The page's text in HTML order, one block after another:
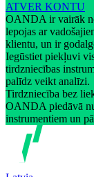
ATVER KONTU
OANDA ir vairāk
lepojas ar
klientu, un ir
Iegūstiet piekļuvi
tirdzniecības
palīdz veikt analīzi.
Tirdzniecība bez
OANDA piedāvā
instrumentiem un